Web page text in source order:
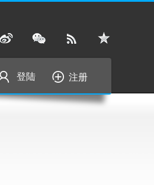
登陆 注册